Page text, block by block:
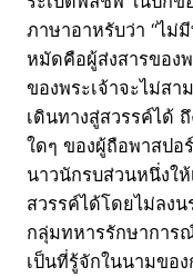
ภาษาอาหรับว่า “ไม่
หมัดคือผู้ส่งสารของ
ของพระเจ้าจะไม่ส
เดินทางสู่สวรรค์ได้
ใดๆ ของผู้ถือพาสปอ
นาวนักรบส่วนหนึ่งใ
สวรรค์ได้โดยไม่ลง
กลุ่มทหารรักษาการ
เป็นที่รู้จักในนามของ